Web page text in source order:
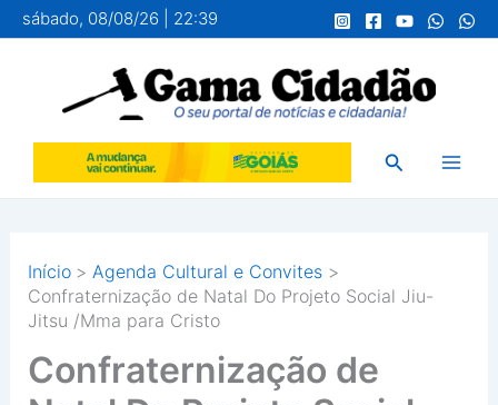
para
conteúdo
sábado, 08/08/26 | 22:39
Pesquisar
Início
Agenda Cultural e Convites
Confraternização de Natal Do Projeto Social Jiu-
Jitsu /Mma para Cristo
Confraternização de